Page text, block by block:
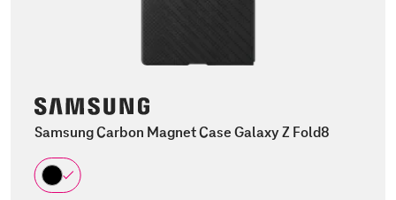
Samsung Carbon Magnet Case Galaxy Z Fold8